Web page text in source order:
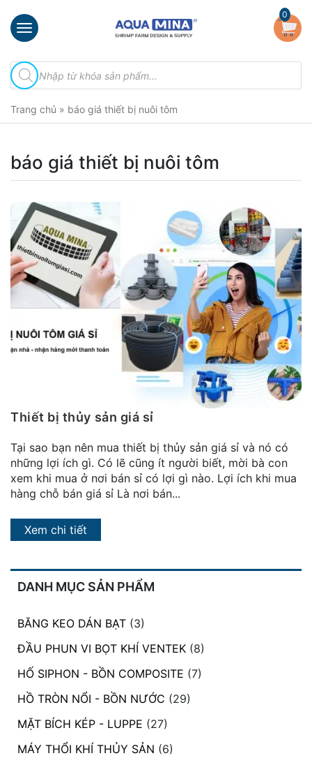
×
chủ
thiệu
phẩm
Đầu
Bọt
Khí
Ventek
Hướng
dẫn
lắp
đặt
Quy
chia
Liên
hệ
0
Tìm
kiếm
sản
Trang chủ » báo giá thiết bị nuôi tôm
DANH MỤC SẢN PHẨM
BĂNG KEO DÁN BẠT (3)
ĐẦU PHUN VI BỌT KHÍ VENTEK (8)
HỐ SIPHON - BỒN COMPOSITE (7)
HỒ TRÒN NỔI - BỒN NƯỚC (29)
MẶT BÍCH KÉP - LUPPE (27)
MÁY THỔI KHÍ THỦY SẢN (6)
báo giá thiết bị nuôi tôm
Thiết bị thủy sản giá sỉ
Tại sao bạn nên mua thiết bị thủy sản giá sỉ và nó có
những lợi ích gì. Có lẽ cũng ít người biết, mời bà con
xem khi mua ở nơi bán sỉ có lợi gì nào. Lợi ích khi mua
hàng chỗ bán giá sỉ Là nơi bán...
Xem chi tiết